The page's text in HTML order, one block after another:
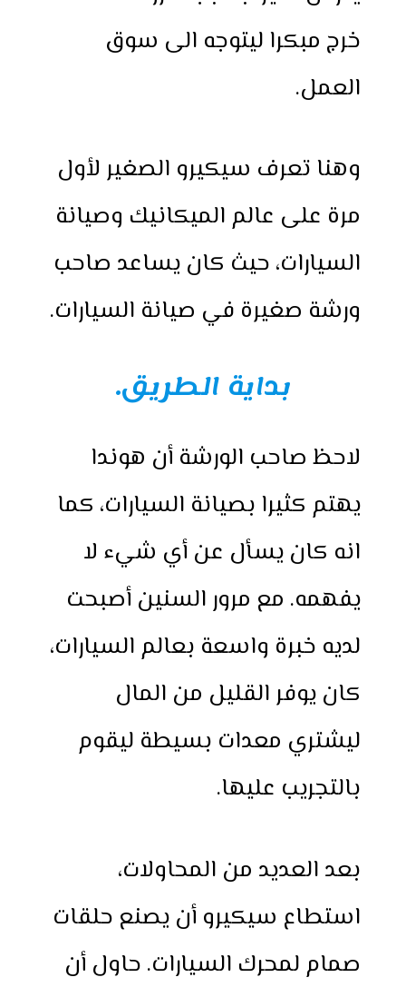
خرج مبكرا ليتوجه الى سوق
العمل.
وهنا تعرف سيكيرو الصغير لأول
مرة على عالم الميكانيك وصيانة
السيارات، حيث كان يساعد صاحب
ورشة صغيرة في صيانة السيارات.
بداية الطريق.
لاحظ صاحب الورشة أن هوندا
يهتم كثيرا بصيانة السيارات، كما
انه كان يسأل عن أي شيء لا
يفهمه. مع مرور السنين أصبحت
لديه خبرة واسعة بعالم السيارات،
كان يوفر القليل من المال
ليشتري معدات بسيطة ليقوم
بالتجريب عليها.
بعد العديد من المحاولات،
استطاع سيكيرو أن يصنع حلقات
صمام لمحرك السيارات. حاول أن